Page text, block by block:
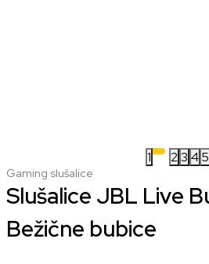
1 2 3 4 5
Gaming slušalice
Slušalice JBL Live
Bežične bubice